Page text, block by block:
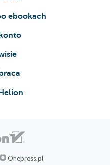
ebookach
Onepress.pl